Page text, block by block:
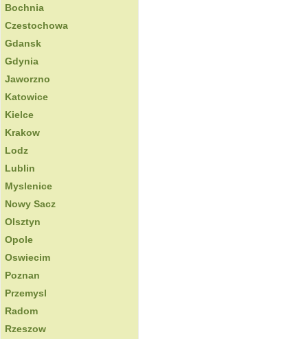
Bochnia
Czestochowa
Gdansk
Gdynia
Jaworzno
Katowice
Kielce
Krakow
Lodz
Lublin
Myslenice
Nowy Sacz
Olsztyn
Opole
Oswiecim
Poznan
Przemysl
Radom
Rzeszow